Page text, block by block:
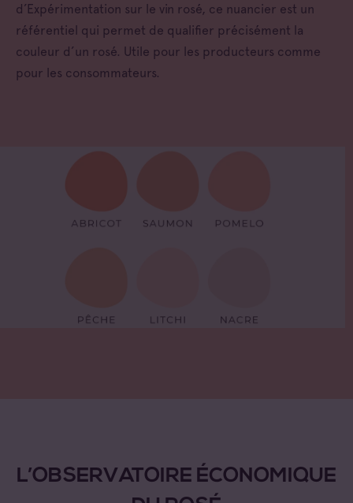
d’Expérimentation sur le vin rosé, ce nuancier est un
référentiel qui permet de qualifier précisément la
couleur d’un rosé. Utile pour les producteurs comme
pour les consommateurs.
L’OBSERVATOIRE ÉCONOMIQUE